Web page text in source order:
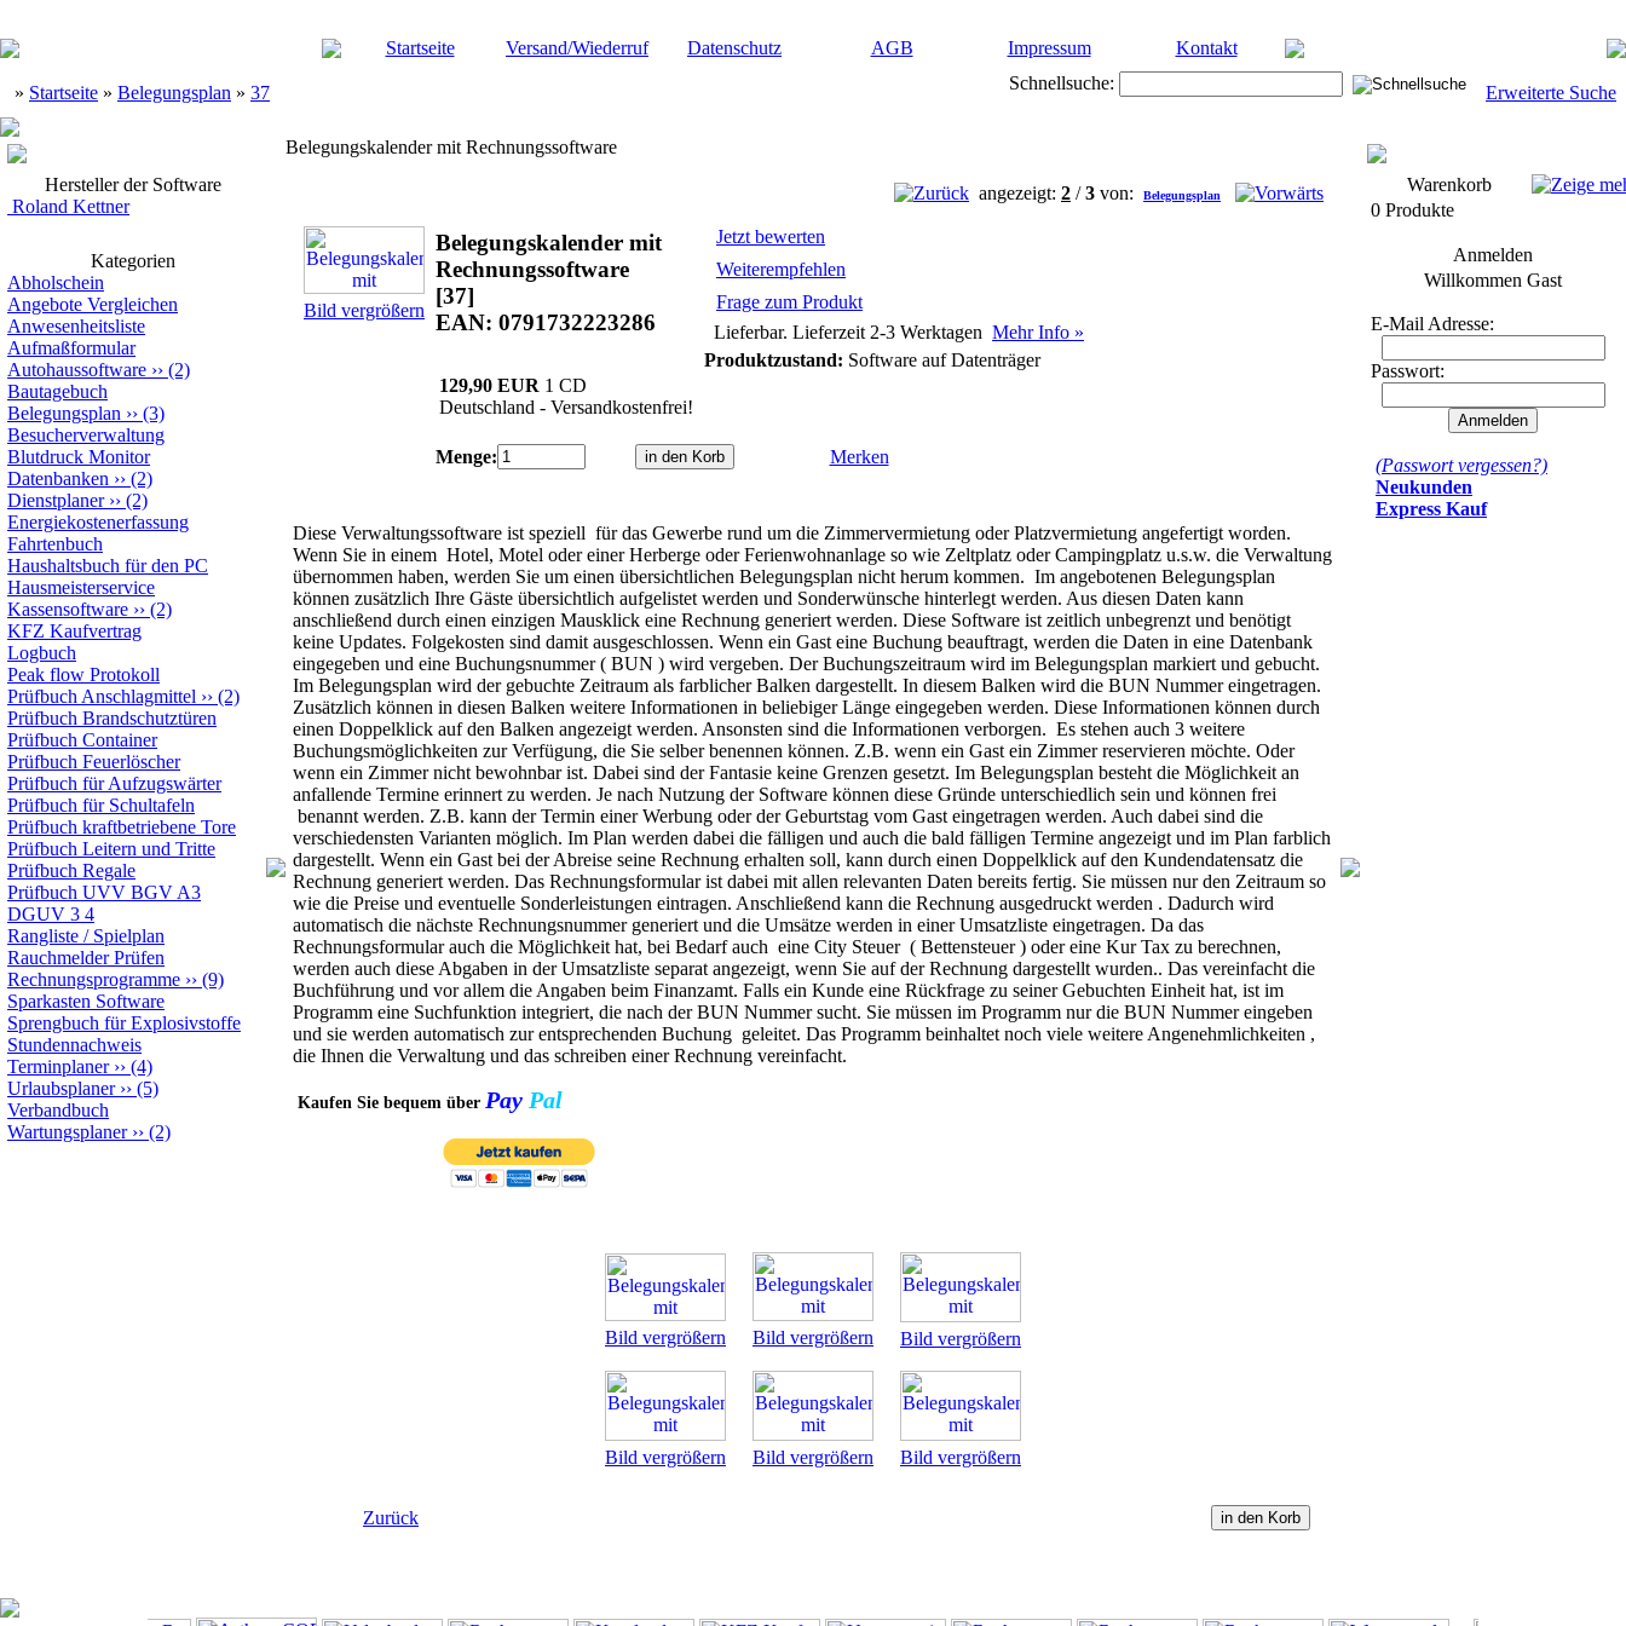
Startseite Versand/Wiederruf Datenschutz AGB Impressum Kontakt
» Startseite » Belegungsplan » 37 Schnellsuche: Erweiterte Suche
Hersteller der Software
Roland Kettner
Kategorien
Abholschein
Angebote Vergleichen
Anwesenheitsliste
Aufmaßformular
Autohaussoftware ›› (2)
Bautagebuch
Belegungsplan ›› (3)
Besucherverwaltung
Blutdruck Monitor
Datenbanken ›› (2)
Dienstplaner›› (2)
Energiekostenerfassung
Fahrtenbuch
Haushaltsbuch für den PC
Hausmeisterservice
Kassensoftware ›› (2)
KFZ Kaufvertrag
Logbuch
Peak flow Protokoll
Prüfbuch Anschlagmittel ›› (2)
Prüfbuch Brandschutztüren
Prüfbuch Container
Prüfbuch Feuerlöscher
Prüfbuch für Aufzugswärter
Prüfbuch für Schultafeln
Prüfbuch kraftbetriebene Tore
Prüfbuch Leitern und Tritte
Prüfbuch Regale
Prüfbuch UVV BGV A3
DGUV 3 4
Rangliste / Spielplan
Rauchmelder Prüfen
Rechnungsprogramme ›› (9)
Sparkasten Software
Sprengbuch für Explosivstoffe
Stundennachweis
Terminplaner›› (4)
Urlaubsplaner›› (5)
Verbandbuch
Wartungsplaner›› (2)
Belegungskalender mit Rechnungssoftware
angezeigt: 2 /3 von: Belegungsplan
Bild vergrößern
Belegungskalender mit
Rechnungssoftware
[37]
EAN: 0791732223286
Jetzt bewerten
Weiterempfehlen
Frage zum Produkt
Lieferbar. Lieferzeit 2-3 Werktagen Mehr Info »
Produktzustand: Software auf Datenträger
129,90 EUR 1 CD
Deutschland - Versandkostenfrei!
Menge: Merken
Diese Verwaltungssoftware ist speziell für das Gewerbe rund um die Zimmervermietung oder Platzvermietung angefertigt worden.
Wenn Sie in einem Hotel, Motel oder einer Herberge oder Ferienwohnanlage so wie Zeltplatz oder Campingplatz u.s.w. die Verwaltung
übernommen haben, werden Sie um einen übersichtlichen Belegungsplan nicht herum kommen. Im angebotenen Belegungsplan
können zusätzlich Ihre Gäste übersichtlich aufgelistet werden und Sonderwünsche hinterlegt werden. Aus diesen Daten kann
anschließend durch einen einzigen Mausklick eine Rechnung generiert werden. Diese Software ist zeitlich unbegrenzt und benötigt
keine Updates. Folgekosten sind damit ausgeschlossen. Wenn ein Gast eine Buchung beauftragt, werden die Daten in eine Datenbank
eingegeben und eine Buchungsnummer ( BUN ) wird vergeben. Der Buchungszeitraum wird im Belegungsplan markiert und gebucht.
Im Belegungsplan wird der gebuchte Zeitraum als farblicher Balken dargestellt. In diesem Balken wird die BUN Nummer eingetragen.
Zusätzlich können in diesen Balken weitere Informationen in beliebiger Länge eingegeben werden. Diese Informationen können durch
einen Doppelklick auf den Balken angezeigt werden. Ansonsten sind die Informationen verborgen. Es stehen auch 3 weitere
Buchungsmöglichkeiten zur Verfügung, die Sie selber benennen können. Z.B. wenn ein Gast ein Zimmer reservieren möchte. Oder
wenn ein Zimmer nicht bewohnbar ist. Dabei sind der Fantasie keine Grenzen gesetzt. Im Belegungsplan besteht die Möglichkeit an
anfallende Termine erinnert zu werden. Je nach Nutzung der Software können diese Gründe unterschiedlich sein und können frei
benannt werden. Z.B. kann der Termin einer Werbung oder der Geburtstag vom Gast eingetragen werden. Auch dabei sind die
verschiedensten Varianten möglich. Im Plan werden dabei die fälligen und auch die bald fälligen Termine angezeigt und im Plan farblich
dargestellt. Wenn ein Gast bei der Abreise seine Rechnung erhalten soll, kann durch einen Doppelklick auf den Kundendatensatz die
Rechnung generiert werden. Das Rechnungsformular ist dabei mit allen relevanten Daten bereits fertig. Sie müssen nur den Zeitraum so
wie die Preise und eventuelle Sonderleistungen eintragen. Anschließend kann die Rechnung ausgedruckt werden . Dadurch wird
automatisch die nächste Rechnungsnummer generiert und die Umsätze werden in einer Umsatzliste eingetragen. Da das
Rechnungsformular auch die Möglichkeit hat, bei Bedarf auch eine City Steuer ( Bettensteuer ) oder eine Kur Tax zu berechnen,
werden auch diese Abgaben in der Umsatzliste separat angezeigt, wenn Sie auf der Rechnung dargestellt wurden.. Das vereinfacht die
Buchführung und vor allem die Angaben beim Finanzamt. Falls ein Kunde eine Rückfrage zu seiner Gebuchten Einheit hat, ist im
Programm eine Suchfunktion integriert, die nach der BUN Nummer sucht. Sie müssen im Programm nur die BUN Nummer eingeben
und sie werden automatisch zur entsprechenden Buchung geleitet. Das Programm beinhaltet noch viele weitere Angenehmlichkeiten ,
die Ihnen die Verwaltung und das schreiben einer Rechnung vereinfacht.
Kaufen Sie bequem über Pay Pal
Bild vergrößern Bild vergrößern Bild vergrößern
Bild vergrößern Bild vergrößern Bild vergrößern
Zurück
Warenkorb
0 Produkte
Anmelden
Willkommen Gast
E-Mail Adresse:
Passwort:
(Passwort vergessen?)
Neukunden
Express Kauf